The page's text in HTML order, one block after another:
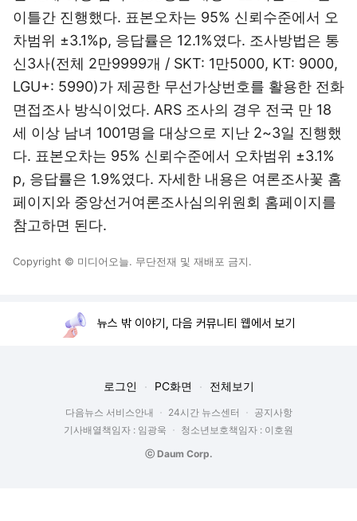
이틀간 진행했다. 표본오차는 95% 신뢰수준에서 오
차범위 ±3.1%p, 응답률은 12.1%였다. 조사방법은 통
신3사(전체 2만9999개 / SKT: 1만5000, KT: 9000,
LGU+: 5990)가 제공한 무선가상번호를 활용한 전화
면접조사 방식이었다. ARS 조사의 경우 전국 만 18
세 이상 남녀 1001명을 대상으로 지난 2~3일 진행했
다. 표본오차는 95% 신뢰수준에서 오차범위 ±3.1%
p, 응답률은 1.9%였다. 자세한 내용은 여론조사꽃 홈
페이지와 중앙선거여론조사심의위원회 홈페이지를
참고하면 된다.
Copyright © 미디어오늘. 무단전재 및 재배포 금지.
뉴스 밖 이야기, 다음 커뮤니티 웹에서 보기
로그인 PC화면 전체보기
다음뉴스 서비스안내 24시간 뉴스센터
공지사항
기사배열책임자 : 임광욱
청소년보호책임자 : 이호원
ⓒ Daum Corp.